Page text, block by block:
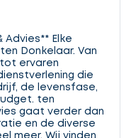
Advies** Elke
Donkelaar. Van
ervaren
die
de levensfase,
ten
gaat verder dan
en de diverse
meer. Wij vinden